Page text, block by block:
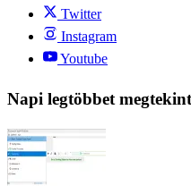
Twitter
Instagram
Youtube
Napi legtöbbet